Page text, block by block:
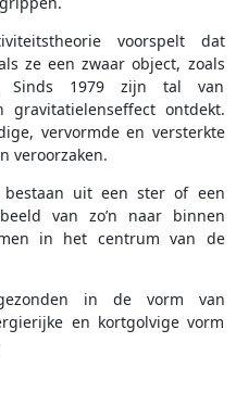
voorspelt dat
ze een zwaar object, zoals
Sinds 1979 zijn tal van
ontdekt.
vervormde en versterkte
veroorzaken.
bestaan uit een ster of een
van zo’n naar binnen
in het centrum van de
in de vorm van
en kortgolvige vorm